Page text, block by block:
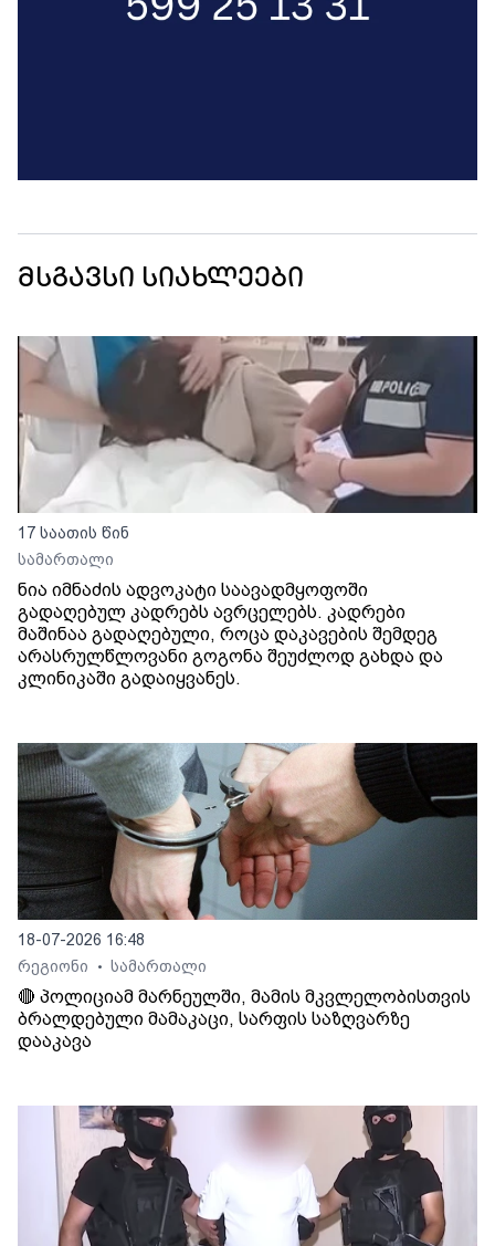
მსგავსი სიახლეები
17 საათის წინ
სამართალი
ნია იმნაძის ადვოკატი საავადმყოფოში
გადაღებულ კადრებს ავრცელებს. კადრები
მაშინაა გადაღებული, როცა დაკავების შემდეგ
არასრულწლოვანი გოგონა შეუძლოდ გახდა და
კლინიკაში გადაიყვანეს.
18-07-2026 16:48
რეგიონი
• სამართალი
🔴 პოლიციამ მარნეულში, მამის მკვლელობისთვის
ბრალდებული მამაკაცი, სარფის საზღვარზე
დააკავა